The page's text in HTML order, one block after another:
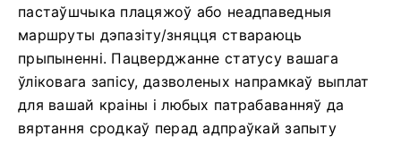
пастаўшчыка плацяжоў або неадпаведныя
маршруты дэпазіту/зняцця ствараюць
прыпыненні. Пацверджанне статусу вашага
ўліковага запісу, дазволеных напрамкаў выплат
для вашай краіны і любых патрабаванняў да
вяртання сродкаў перад адпраўкай запыту